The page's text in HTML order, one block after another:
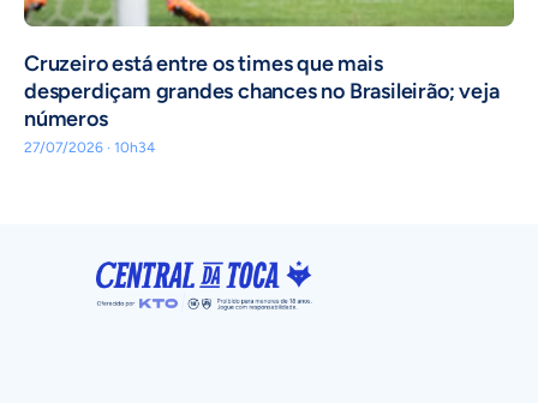
Cruzeiro está entre os times que mais
desperdiçam grandes chances no Brasileirão; veja
números
27/07/2026 · 10h34